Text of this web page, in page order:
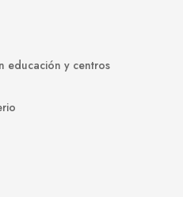
educación y centros